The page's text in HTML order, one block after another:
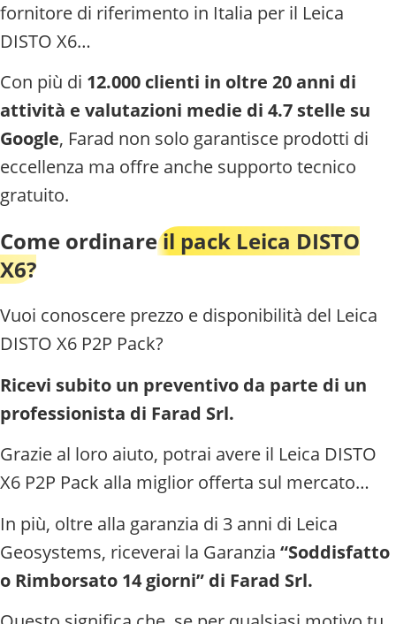
fornitore di riferimento in Italia per il Leica
DISTO X6…
Con più di 12.000 clienti in oltre 20 anni di
attività e valutazioni medie di 4.7 stelle su
Google, Farad non solo garantisce prodotti di
eccellenza ma offre anche supporto tecnico
gratuito.
Come ordinareil pack Leica DISTO
X6?
Vuoi conoscere prezzo e disponibilità del Leica
DISTO X6 P2P Pack?
Ricevi subito un preventivo da parte di un
professionista di Farad Srl.
Grazie al loro aiuto, potrai avere il Leica DISTO
X6 P2P Pack alla miglior offerta sul mercato…
In più, oltre alla garanzia di 3 anni di Leica
Geosystems, riceverai la Garanzia “Soddisfatto
o Rimborsato 14 giorni” di Farad Srl.